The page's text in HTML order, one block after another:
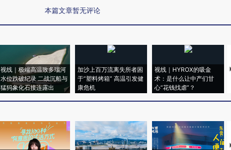
本篇文章暂无评论
视线｜极端高温致多瑙河
水位跌破纪录 二战沉船与
猛犸象化石接连露出
加沙上百万流离失所者困
于“塑料烤箱” 高温引发健
康危机
视线｜HYROX的吸金
术：是什么让中产们甘
心“花钱找虐”？